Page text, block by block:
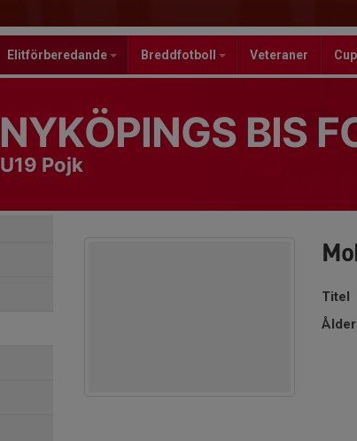
Elitförberedande Breddfotboll Veteraner
NYKÖPINGS BIS
U19 Pojk
Titel
Ålder